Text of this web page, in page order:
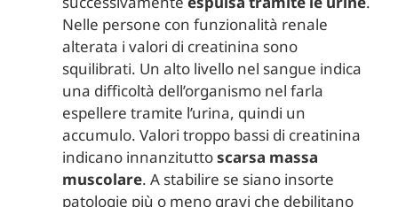
Nelle persone con funzionalità renale
alterata i valori di creatinina sono
squilibrati. Un alto livello nel sangue indica
una difficoltà dell’organismo nel farla
espellere tramite l’urina, quindi un
accumulo. Valori troppo bassi di creatinina
indicano innanzituttoscarsa massa
muscolare. A stabilire se siano insorte
patologie più o meno gravi che debilitano